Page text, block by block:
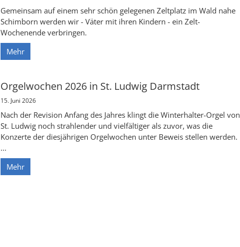
Gemeinsam auf einem sehr schön gelegenen Zeltplatz im Wald nahe
Schimborn werden wir - Väter mit ihren Kindern - ein Zelt-
Wochenende verbringen.
Mehr
Orgelwochen 2026 in St. Ludwig Darmstadt
15. Juni 2026
Nach der Revision Anfang des Jahres klingt die Winterhalter-Orgel von
St. Ludwig noch strahlender und vielfältiger als zuvor, was die
Konzerte der diesjährigen Orgelwochen unter Beweis stellen werden.
...
Mehr